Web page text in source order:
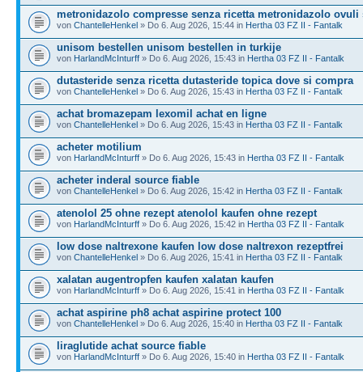
metronidazolo compresse senza ricetta metronidazolo ovuli
von ChantelleHenkel » Do 6. Aug 2026, 15:44 in Hertha 03 FZ II - Fantalk
unisom bestellen unisom bestellen in turkije
von HarlandMcInturff » Do 6. Aug 2026, 15:43 in Hertha 03 FZ II - Fantalk
dutasteride senza ricetta dutasteride topica dove si compra
von ChantelleHenkel » Do 6. Aug 2026, 15:43 in Hertha 03 FZ II - Fantalk
achat bromazepam lexomil achat en ligne
von ChantelleHenkel » Do 6. Aug 2026, 15:43 in Hertha 03 FZ II - Fantalk
acheter motilium
von HarlandMcInturff » Do 6. Aug 2026, 15:43 in Hertha 03 FZ II - Fantalk
acheter inderal source fiable
von ChantelleHenkel » Do 6. Aug 2026, 15:42 in Hertha 03 FZ II - Fantalk
atenolol 25 ohne rezept atenolol kaufen ohne rezept
von HarlandMcInturff » Do 6. Aug 2026, 15:42 in Hertha 03 FZ II - Fantalk
low dose naltrexone kaufen low dose naltrexon rezeptfrei
von ChantelleHenkel » Do 6. Aug 2026, 15:41 in Hertha 03 FZ II - Fantalk
xalatan augentropfen kaufen xalatan kaufen
von HarlandMcInturff » Do 6. Aug 2026, 15:41 in Hertha 03 FZ II - Fantalk
achat aspirine ph8 achat aspirine protect 100
von ChantelleHenkel » Do 6. Aug 2026, 15:40 in Hertha 03 FZ II - Fantalk
liraglutide achat source fiable
von HarlandMcInturff » Do 6. Aug 2026, 15:40 in Hertha 03 FZ II - Fantalk